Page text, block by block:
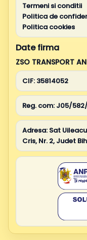
Termeni si conditii
Politica de
Politica cookies
Date firma
ZSO TRANSPORT
CIF: 35814052
Reg. com: J05/
Adresa: Sat
Cris, Nr. 2, Judet